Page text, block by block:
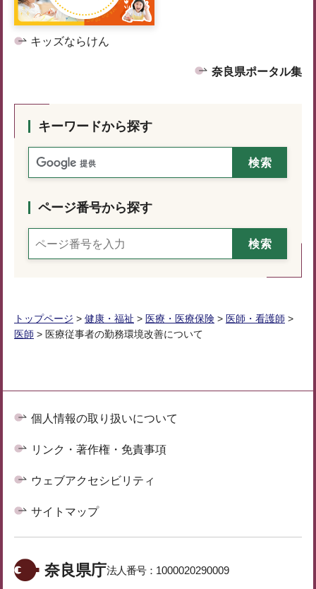
キッズならけん
奈良県ポータル集
キーワードから探す
ページ番号から探す
トップページ > 健康・福祉 > 医療・医療保険 > 医師・看護師 >
医師 > 医療従事者の勤務環境改善について
個人情報の取り扱いについて
リンク・著作権・免責事項
ウェブアクセシビリティ
サイトマップ
奈良県庁法人番号： 1000020290009